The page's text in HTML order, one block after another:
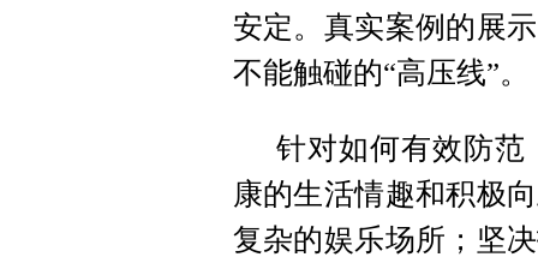
安定。真实案例的展
不能触碰的“高压线”。
针对如何有效防范
康的生活情趣和积极
复杂的娱乐场所；坚